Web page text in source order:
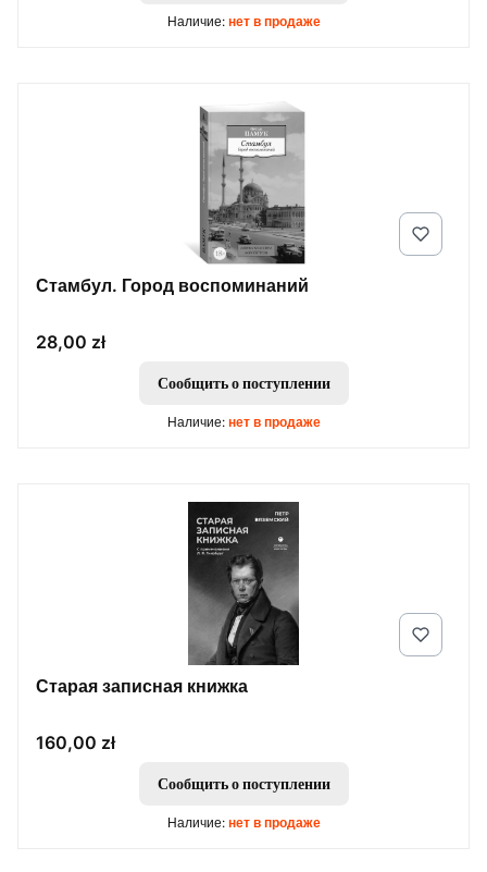
Наличие: нет в продаже
Стамбул. Город воспоминаний
Цена
28,00 zł
Сообщить о поступлении
Наличие: нет в продаже
Старая записная книжка
Цена
160,00 zł
Сообщить о поступлении
Наличие: нет в продаже